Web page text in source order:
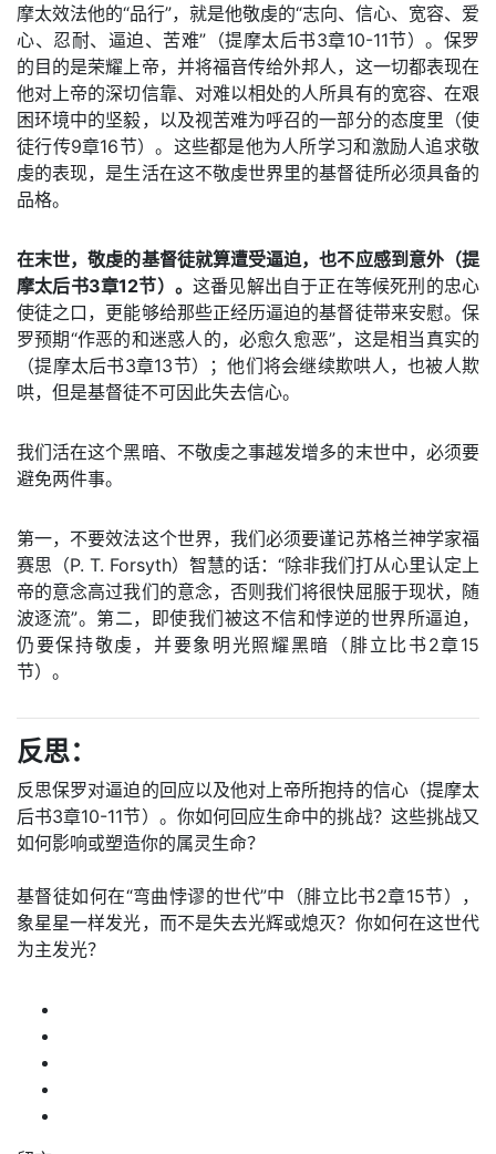
摩太效法他的“品行”，就是他敬虔的“志向、信心、宽容、爱
心、忍耐、逼迫、苦难”（提摩太后书3章10-11节）。保罗
的目的是荣耀上帝，并将福音传给外邦人，这一切都表现在
他对上帝的深切信靠、对难以相处的人所具有的宽容、在艰
困环境中的坚毅，以及视苦难为呼召的一部分的态度里（使
徒行传9章16节）。这些都是他为人所学习和激励人追求敬
虔的表现，是生活在这不敬虔世界里的基督徒所必须具备的
品格。
在末世，敬虔的基督徒就算遭受逼迫，也不应感到意外（提
摩太后书3章12节）。 这番见解出自于正在等候死刑的忠心
使徒之口，更能够给那些正经历逼迫的基督徒带来安慰。保
罗预期“作恶的和迷惑人的，必愈久愈恶”，这是相当真实的
（提摩太后书3章13节）；他们将会继续欺哄人，也被人欺
哄，但是基督徒不可因此失去信心。
我们活在这个黑暗、不敬虔之事越发增多的末世中，必须要
避免两件事。
第一，不要效法这个世界，我们必须要谨记苏格兰神学家福
赛思（P. T. Forsyth）智慧的话：“除非我们打从心里认定上
帝的意念高过我们的意念，否则我们将很快屈服于现状，随
波逐流”。第二，即使我们被这不信和悖逆的世界所逼迫，
仍要保持敬虔，并要象明光照耀黑暗（腓立比书2章15
节）。
反思：
反思保罗对逼迫的回应以及他对上帝所抱持的信心（提摩太
后书3章10-11节）。你如何回应生命中的挑战？这些挑战又
如何影响或塑造你的属灵生命？
基督徒如何在“弯曲悖谬的世代”中（腓立比书2章15节），
象星星一样发光，而不是失去光辉或熄灭？你如何在这世代
为主发光？